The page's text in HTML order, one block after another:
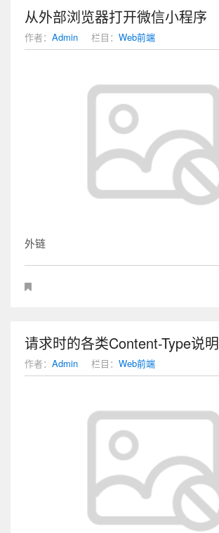
从外部浏览器打开微信小程序
作者： Admin 栏目： Web前端
外链
请求时的各类Content-Type说明
作者： Admin 栏目： Web前端